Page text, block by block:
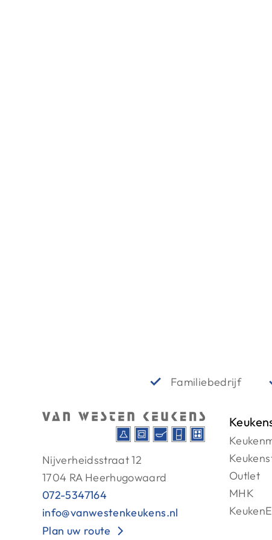
Familiebedrijf
Nijverheidsstraat 12
1704 RA Heerhugowaard
072-5347164
info@vanwestenkeukens.nl
Plan uw route
Outlet
MHK